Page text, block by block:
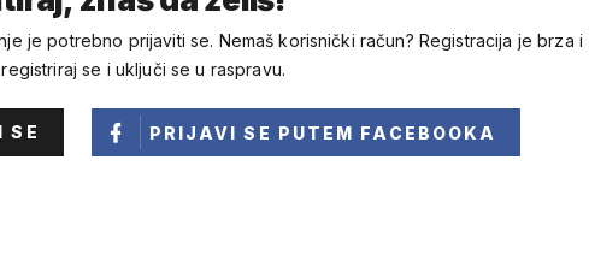
je potrebno prijaviti se. Nemaš korisnički račun? Registracija je brza i
se i uključi se u raspravu.
SE PRIJAVI SE PUTEM FACEBOOKA